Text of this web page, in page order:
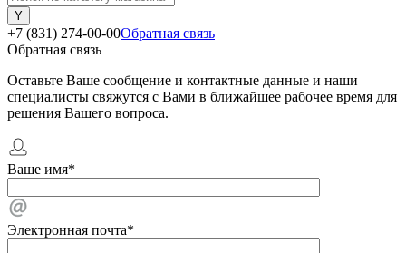
+7 (831) 274-00-00Обратная связь
Обратная связь
Оставьте Ваше сообщение и контактные данные и наши
специалисты свяжутся с Вами в ближайшее рабочее время для
решения Вашего вопроса.
Ваше имя*
Электронная почта*